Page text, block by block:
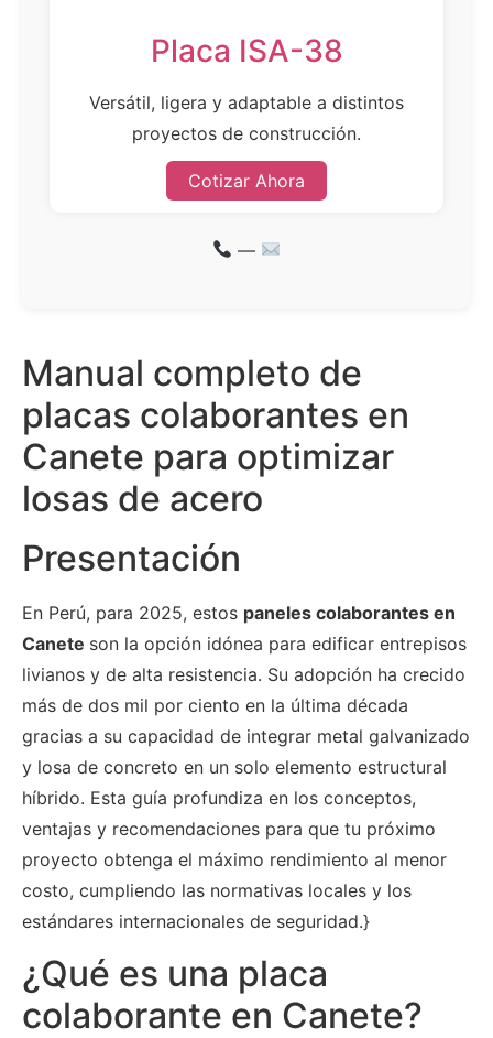
Placa ISA-38
Versátil, ligera y adaptable a distintos
proyectos de construcción.
Cotizar Ahora
—
Manual completo de
placas colaborantes en
Canete para optimizar
losas de acero
Presentación
En Perú, para 2025, estos paneles colaborantes en
Canete son la opción idónea para edificar entrepisos
livianos y de alta resistencia. Su adopción ha crecido
más de dos mil por ciento en la última década
gracias a su capacidad de integrar metal galvanizado
y losa de concreto en un solo elemento estructural
híbrido. Esta guía profundiza en los conceptos,
ventajas y recomendaciones para que tu próximo
proyecto obtenga el máximo rendimiento al menor
costo, cumpliendo las normativas locales y los
estándares internacionales de seguridad.}
¿Qué es una placa
colaborante en Canete?